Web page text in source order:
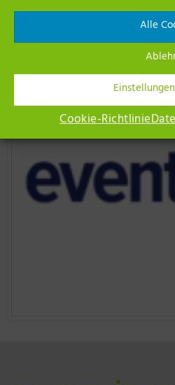
Alle
Cookie-Richtlinie
Event Empfehlungen